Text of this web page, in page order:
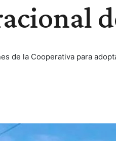
de la Cooperativa para